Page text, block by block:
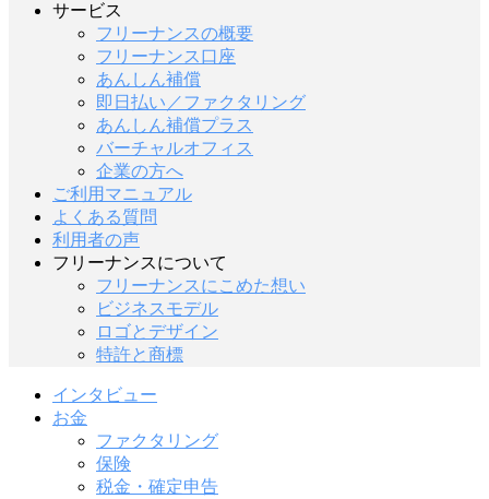
サービス
フリーナンスの概要
フリーナンス口座
あんしん補償
即日払い／ファクタリング
あんしん補償プラス
バーチャルオフィス
企業の方へ
ご利用マニュアル
よくある質問
利用者の声
フリーナンスについて
フリーナンスにこめた想い
ビジネスモデル
ロゴとデザイン
特許と商標
インタビュー
お金
ファクタリング
保険
税金・確定申告